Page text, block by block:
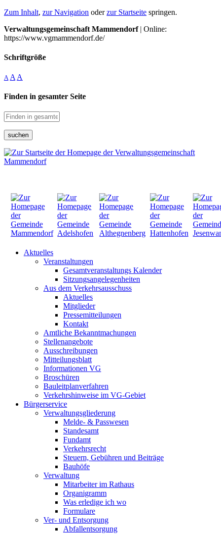
Zum Inhalt, zur Navigation oderzur Startseite springen.
Verwaltungsgemeinschaft Mammendorf| Online:
https://www.vgmammendorf.de/
Schriftgröße
A A A
Finden in gesamter Seite
suchen
Aktuelles
Veranstaltungen
Gesamtveranstaltungs Kalender
Sitzungsangelegenheiten
Aus dem Verkehrsausschuss
Aktuelles
Mitglieder
Pressemitteilungen
Kontakt
Amtliche Bekanntmachungen
Stellenangebote
Ausschreibungen
Mitteilungsblatt
Informationen VG
Broschüren
Bauleitplanverfahren
Verkehrshinweise im VG-Gebiet
Bürgerservice
Verwaltungsgliederung
Melde- & Passwesen
Standesamt
Fundamt
Verkehrsrecht
Steuern, Gebühren und Beiträge
Bauhöfe
Verwaltung
Mitarbeiter im Rathaus
Organigramm
Was erledige ich wo
Formulare
Ver- und Entsorgung
Abfallentsorgung